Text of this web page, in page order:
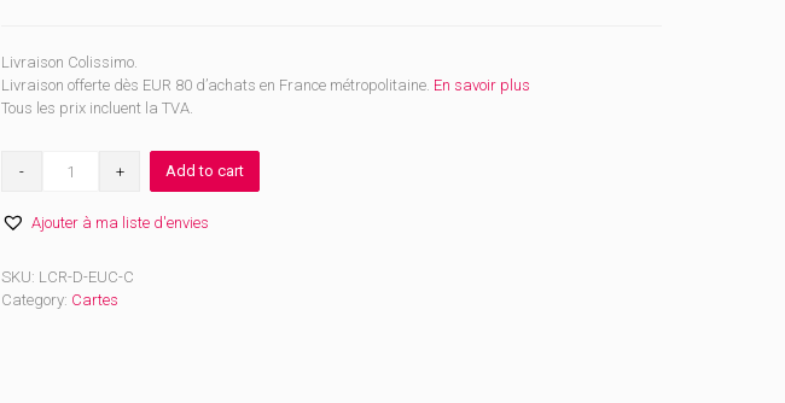
Livraison Colissimo.
Livraison offerte dès EUR 80 d’achats en France métropolitaine. En savoir plus
Tous les prix incluent la TVA.
Eucharistie
Add to cart
Ajouter à ma liste d'envies
SKU: LCR-D-EUC-C
Category: Cartes